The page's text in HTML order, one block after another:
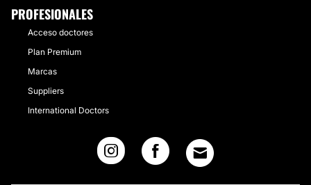
PROFESIONALES
Acceso doctores
Plan Premium
Marcas
Suppliers
International Doctors